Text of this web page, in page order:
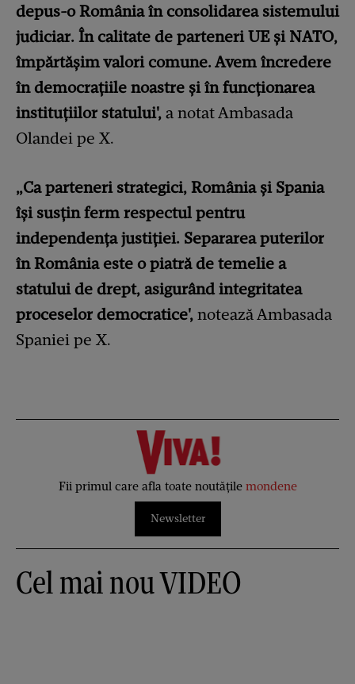
depus-o România în consolidarea sistemului
judiciar. În calitate de parteneri UE și NATO,
împărtășim valori comune. Avem încredere
în democrațiile noastre și în funcționarea
instituțiilor statului', a notat Ambasada
Olandei pe X.
„Ca parteneri strategici, România și Spania
își susțin ferm respectul pentru
independența justiției. Separarea puterilor
în România este o piatră de temelie a
statului de drept, asigurând integritatea
proceselor democratice', notează Ambasada
Spaniei pe X.
Fii primul care afla toate noutățile mondene
Newsletter
Cel mai nou VIDEO